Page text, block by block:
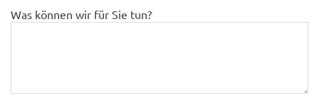
Was können wir für Sie tun?